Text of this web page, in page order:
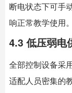
断电状态下可手
响正常教学使用。
4.3 低压弱电
全部控制设备采
适配人员密集的